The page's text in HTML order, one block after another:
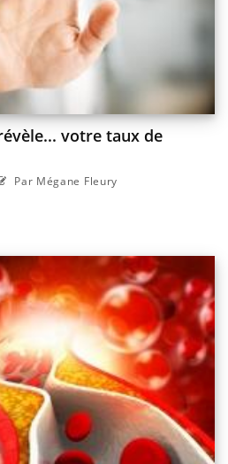
votre taux de
Par Mégane Fleury